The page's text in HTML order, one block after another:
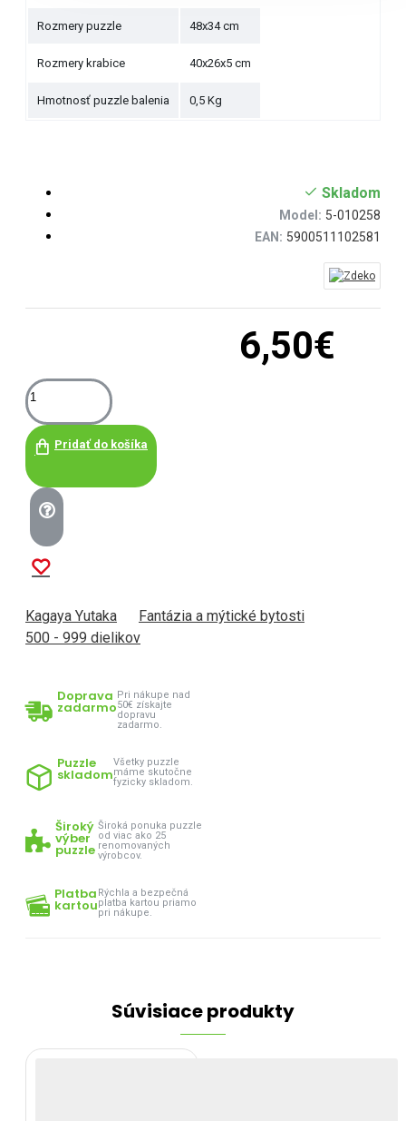
Rozmery puzzle 48x34 cm
Rozmery krabice 40x26x5 cm
Hmotnosť puzzle balenia 0,5 Kg
6,50€
Skladom
Model: 5-010258
EAN: 5900511102581
Pridať do košíka
Kagaya Yutaka
Fantázia a mýtické bytosti
500 - 999 dielikov
Doprava
zadarmo
Pri nákupe nad
50€ získajte
dopravu
zadarmo.
Puzzle
skladom
Všetky puzzle
máme skutočne
fyzicky skladom.
Široký
výber
puzzle
Široká ponuka puzzle
od viac ako 25
renomovaných
výrobcov.
Platba
kartou
Rýchla a bezpečná
platba kartou priamo
pri nákupe.
Súvisiace produkty